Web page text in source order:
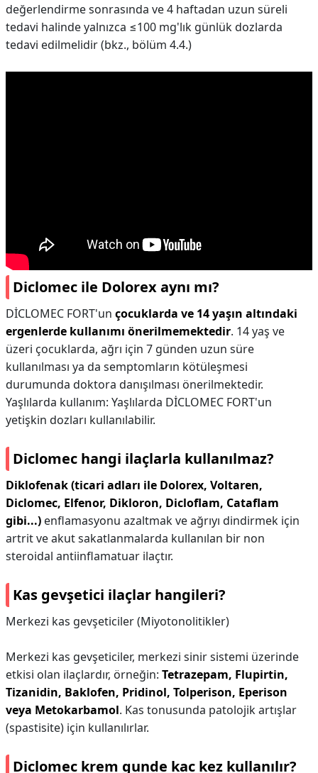
değerlendirme sonrasında ve 4 haftadan uzun süreli
tedavi halinde yalnızca ≤100 mg'lık günlük dozlarda
tedavi edilmelidir (bkz., bölüm 4.4.)
Diclomec ile Dolorex aynı mı?
DİCLOMEC FORT'un çocuklarda ve 14 yaşın altındaki
ergenlerde kullanımı önerilmemektedir. 14 yaş ve
üzeri çocuklarda, ağrı için 7 günden uzun süre
kullanılması ya da semptomların kötüleşmesi
durumunda doktora danışılması önerilmektedir.
Yaşlılarda kullanım: Yaşlılarda DİCLOMEC FORT'un
yetişkin dozları kullanılabilir.
Diclomec hangi ilaçlarla kullanılmaz?
Diklofenak (ticari adları ile Dolorex, Voltaren,
Diclomec, Elfenor, Dikloron, Dicloflam, Cataflam
gibi...) enflamasyonu azaltmak ve ağrıyı dindirmek için
artrit ve akut sakatlanmalarda kullanılan bir non
steroidal antiinflamatuar ilaçtır.
Kas gevşetici ilaçlar hangileri?
Merkezi kas gevşeticiler (Miyotonolitikler)
Merkezi kas gevşeticiler, merkezi sinir sistemi üzerinde
etkisi olan ilaçlardır, örneğin: Tetrazepam, Flupirtin,
Tizanidin, Baklofen, Pridinol, Tolperison, Eperison
veya Metokarbamol. Kas tonusunda patolojik artışlar
(spastisite) için kullanılırlar.
Diclomec krem gunde kac kez kullanılır?